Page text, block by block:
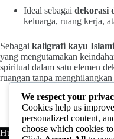
Ideal sebagai dekorasi
keluarga, ruang kerja,
Sebagai kaligrafi kayu
yang mengutamakan
spiritual dalam satu elemen
ruangan tanpa
Hubungi Kami
We respect your
Cookies help us
personalized content,
choose which cookies